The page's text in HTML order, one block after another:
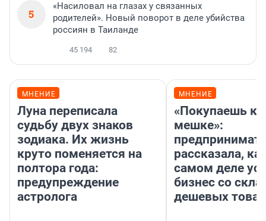
5
«Насиловал на глазах у связанных
родителей». Новый поворот в деле убийства
россиян в Таиланде
45 194 82
МНЕНИЕ
Луна переписала
судьбу двух знаков
зодиака. Их жизнь
круто поменяется на
полтора года:
предупреждение
астролога
МНЕНИЕ
«Покупаешь
мешке»:
рассказала,
самом деле
бизнес со
дешевых